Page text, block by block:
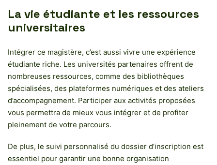
La vie étudiante et les ressources
universitaires
Intégrer ce magistère, c’est aussi vivre une expérience
étudiante riche. Les universités partenaires offrent de
nombreuses ressources, comme des bibliothèques
spécialisées, des plateformes numériques et des ateliers
d’accompagnement. Participer aux activités proposées
vous permettra de mieux vous intégrer et de profiter
pleinement de votre parcours.
De plus, le suivi personnalisé du dossier d’inscription est
essentiel pour garantir une bonne organisation